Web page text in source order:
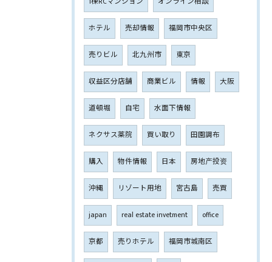
ホテル 売却情報 福岡市中央区
売りビル 北九州市 東京
収益区分店舗 商業ビル 情報 大阪
道頓堀 自宅 水面下情報
ネクサス薬院 買い取り 田園調布
購入 物件情報 日本 房地产投资
沖縄 リゾート用地 宮古島 売買
japan real estate invetment office
京都 売りホテル 福岡市城南区